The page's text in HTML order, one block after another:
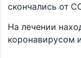
скончались от
На лечении
коронавирусом